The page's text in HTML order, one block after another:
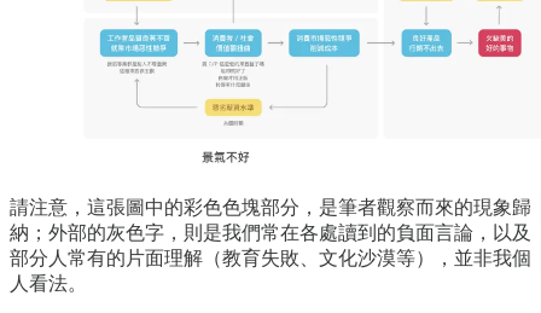
請注意，這張圖中的彩色色塊部分，是筆者觀察而來的現象歸
納；外部的灰色字，則是我們常在各處讀到的負面言論，以及
部分人常有的片面理解（教育失敗、文化沙漠等），並非我個
人看法。